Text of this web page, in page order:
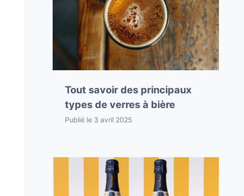
Tout savoir des principaux
types de verres à bière
Publié le 3 avril 2025